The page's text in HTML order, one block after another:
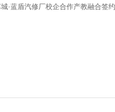
·蓝盾汽修厂校企合作产教融合签